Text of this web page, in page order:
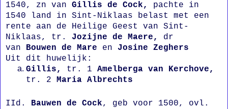
1540, zn van Gillis de Cock,
pachte in
1540 land in Sint-Niklaas belast met een
rente aan de Heilige Geest van Sint-
Niklaas, tr. Jozijne de Maere, dr
van Bouwen de Mare en Josine Zeghers
Uit dit huwelijk:
Gillis,
tr. 1 Amelberga van Kerchove,
tr. 2 Maria Albrechts
IId. Bauwen de Cock, geb voor 1500, ovl.